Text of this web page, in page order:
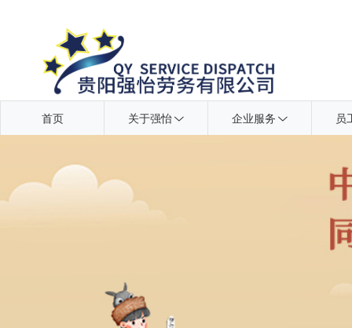
首页 关于强怡 企业服务 员